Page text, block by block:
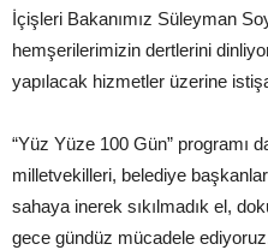
İçişleri Bakanımız Süleyman
hemşerilerimizin dertlerini
yapılacak hizmetler üzerine
“Yüz Yüze 100 Gün” programı
milletvekilleri, belediye
sahaya inerek sıkılmadık el,
gece gündüz mücadele